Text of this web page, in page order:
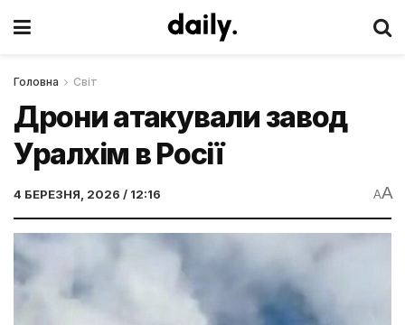
Головна Світ
Дрони атакували завод
Уралхім в Росії
4 БЕРЕЗНЯ, 2026 / 12:16 AA